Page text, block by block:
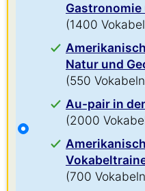
(1400
Natur und
(550
Au-pair in
(2000
(700